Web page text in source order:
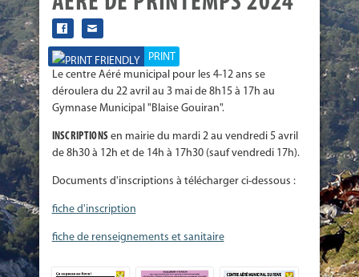
PRINT
Le centre Aéré municipal pour les 4-12 ans se
déroulera du 22 avril au 3 mai de 8h15 à 17h au
Gymnase Municipal "Blaise Gouiran".
INSCRIPTIONS en mairie du mardi 2 au vendredi 5 avril
de 8h30 à 12h et de 14h à 17h30 (sauf vendredi 17h).
Documents d'inscriptions à télécharger ci-dessous :
fiche d'inscription
fiche de renseignements et sanitaire